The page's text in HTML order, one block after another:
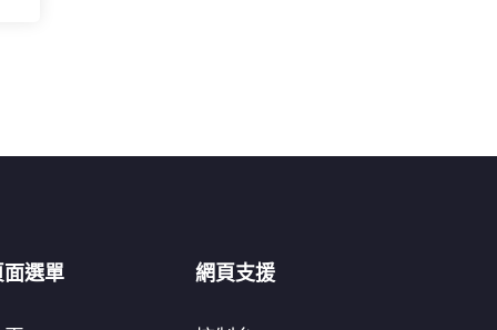
面選單 網頁支援